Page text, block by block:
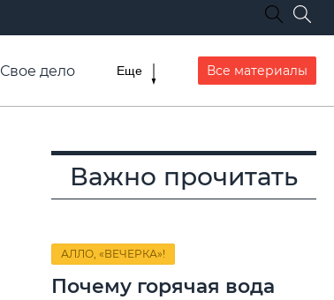
Свое дело
Еще Все материалы
Важно прочитать
АЛЛО, «ВЕЧЕРКА»!
Почему горячая вода